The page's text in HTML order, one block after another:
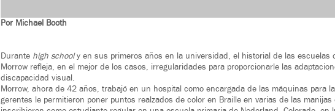
Por Michael Booth
Durante high schooly en sus primeros años en la universidad, el historial de las escuelas
Morrow refleja, en el mejor de los casos, irregularidades para proporcionarle las
discapacidad visual.
Morrow, ahora de 42 años, trabajó en un hospital como encargada de las máquinas para
gerentes le permitieron poner puntos realzados de color en Braille en varias de las